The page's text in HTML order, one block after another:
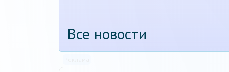
Все новости